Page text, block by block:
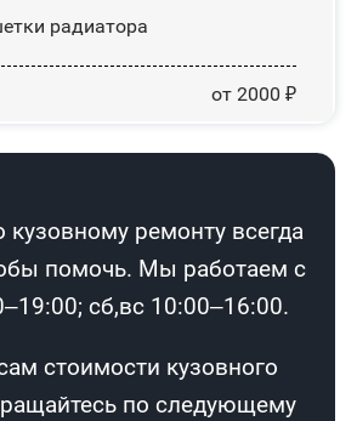
радиатора
от 2000 ₽
кузовному ремонту всегда
помочь. Мы работаем с
сб,вс 10:00–16:00.
стоимости кузовного
по следующему